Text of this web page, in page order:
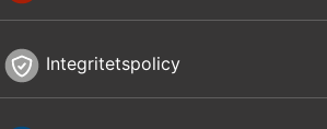
Integritetspolicy